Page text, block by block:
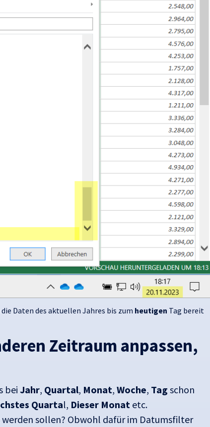
Daten des aktuellen Jahres bis zum heutigen Tag bereit
Zeitraum anpassen,
bei Jahr, Quartal, Monat, Woche, Tag schon
Quartal, Dieser Monat etc.
sollen? Obwohl dafür im Datumsfilter